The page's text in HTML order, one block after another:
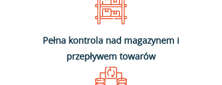
Pełna kontrola nad magazynem i
przepływem towarów